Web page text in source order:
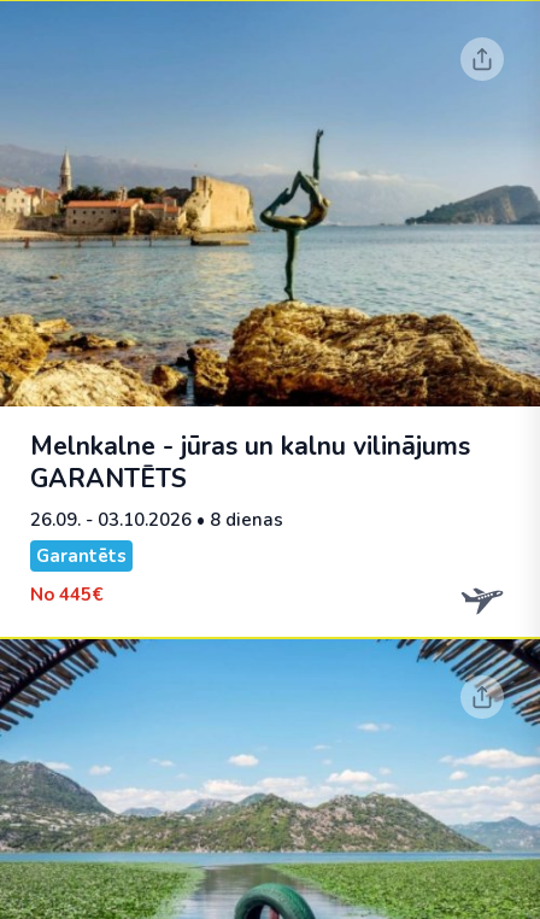
Melnkalne - jūras un kalnu vilinājums
GARANTĒTS
26.09. - 03.10.2026 • 8 dienas
Garantēts
No 445€